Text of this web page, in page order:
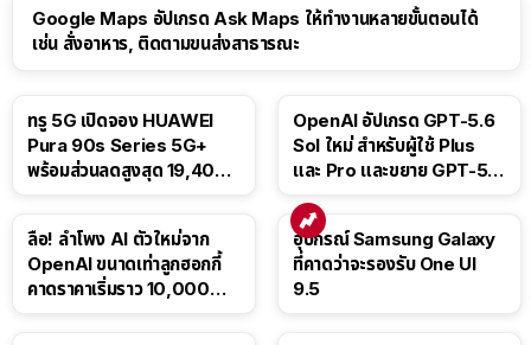
Google Maps อัปเกรด Ask Maps ให้ทำงานหลายขั้นตอนได้
เช่น สั่งอาหาร, ติดตามขนส่งสาธารณะ
ทรู 5G เปิดจอง HUAWEI
Pura 90s Series 5G+
พร้อมส่วนลดสูงสุด 19,400
OpenAI อัปเกรด GPT-5.6
Sol ใหม่ สำหรับผู้ใช้ Plus
และ Pro และขยาย GPT-5.6
ลือ! ลำโพง AI ตัวใหม่จาก
OpenAI ขนาดเท่าลูกฮอกกี้
คาดราคาเริ่มราว 10,000
อุปกรณ์ Samsung Galaxy
ที่คาดว่าจะรองรับ One UI
9.5